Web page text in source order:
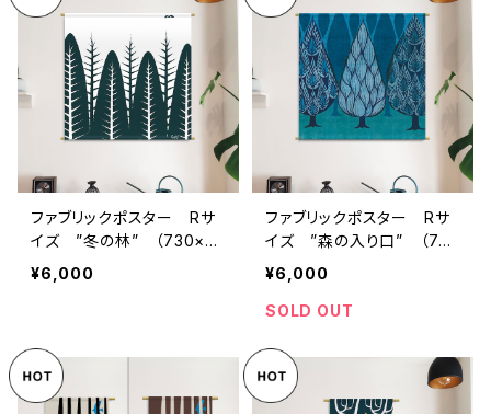
ファブリックポスター Rサ
イズ ”冬の林” （730×73
0mm）
¥6,000
ファブリックポスター Rサ
イズ ”森の入り口” （730
×730mm）
¥6,000
SOLD OUT